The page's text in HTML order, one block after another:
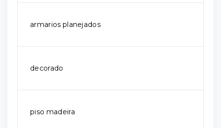
armarios planejados
decorado
piso madeira